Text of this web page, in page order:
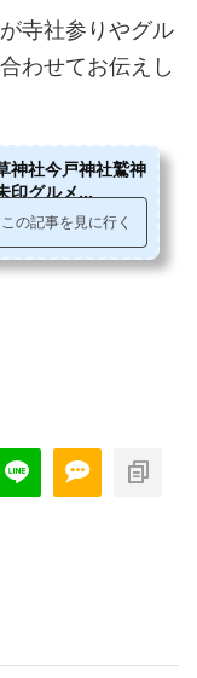
寺社参りやグル
わせてお伝えし
神社今戸神社鷲神
印グルメ...
まとめてみました。楽
いです。浅草までのア
この記事を見に行く